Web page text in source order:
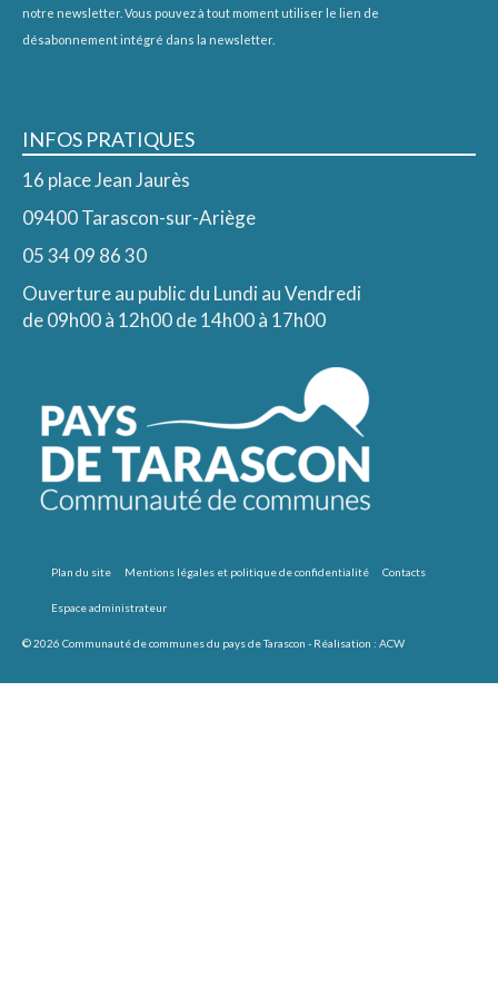
notre newsletter. Vous pouvez à tout moment utiliser le lien de
désabonnement intégré dans la newsletter.
INFOS PRATIQUES
16 place Jean Jaurès
09400 Tarascon-sur-Ariège
05 34 09 86 30
Ouverture au public du Lundi au Vendredi
de 09h00 à 12h00 de 14h00 à 17h00
Plan du site Mentions légales et politique de confidentialité Contacts
Espace administrateur
© 2026 Communauté de communes du pays de Tarascon - Réalisation : ACW